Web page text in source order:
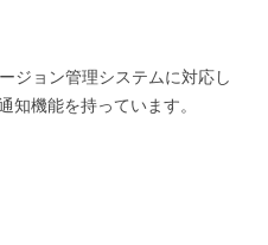
ジョン管理システムに対応し
知機能を持っています。